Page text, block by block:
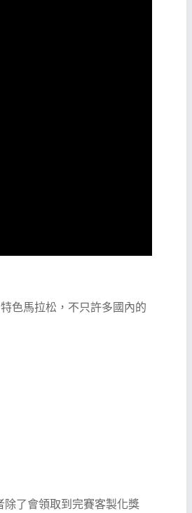
色馬拉松，不只許多國內的
了會領取到完賽客製化獎